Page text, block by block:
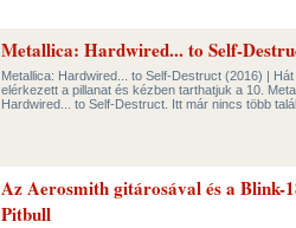
Metallica: Hardwired... to Self-
Metallica: Hardwired... to Self-Destruct (2016) |
elérkezett a pillanat és kézben tarthatjuk a 10.
Hardwired... to Self-Destruct. Itt már nincs több
Az Aerosmith gitárosával és a Blink-
Pitbull